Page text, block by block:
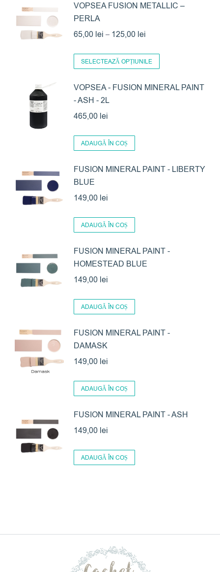
VOPSEA FUSION METALLIC –
PERLA
65,00 lei – 125,00 lei
prețuri:
până
SELECTEAZĂ OPȚIUNILE
are
fi
VOPSEA - FUSION MINERAL PAINT
- ASH - 2L
465,00 lei
ADAUGĂ ÎN COȘ
FUSION MINERAL PAINT - LIBERTY
BLUE
149,00 lei
ADAUGĂ ÎN COȘ
FUSION MINERAL PAINT -
HOMESTEAD BLUE
149,00 lei
ADAUGĂ ÎN COȘ
FUSION MINERAL PAINT -
DAMASK
149,00 lei
ADAUGĂ ÎN COȘ
FUSION MINERAL PAINT - ASH
149,00 lei
ADAUGĂ ÎN COȘ